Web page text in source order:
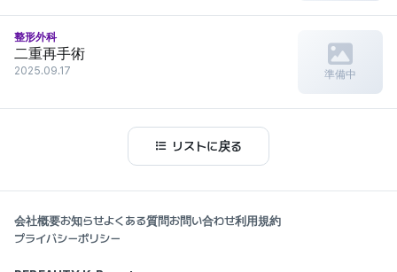
整形外科
二重再手術
2025.09.17 準備中
リストに戻る
会社概要お知らせよくある質問お問い合わせ利用規約
プライバシーポリシー